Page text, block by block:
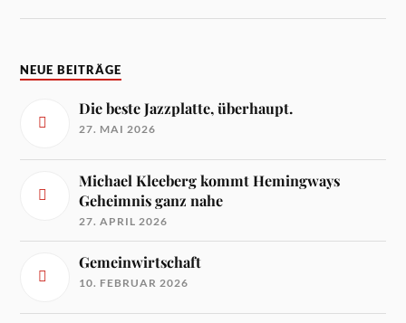
NEUE BEITRÄGE
Die beste Jazzplatte, überhaupt.
27. MAI 2026
Michael Kleeberg kommt Hemingways
Geheimnis ganz nahe
27. APRIL 2026
Gemeinwirtschaft
10. FEBRUAR 2026